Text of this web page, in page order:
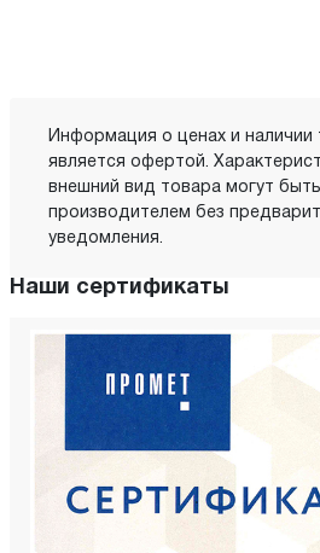
Информация о ценах и наличии
является офертой.
внешний вид товара могут
производителем без
уведомления.
Наши сертификаты